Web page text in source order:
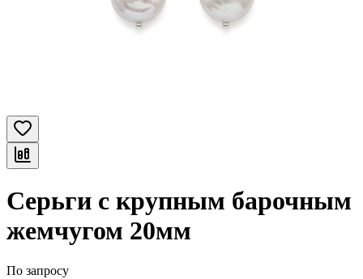
Серьги с крупным барочным
жемчугом 20мм
По запросу